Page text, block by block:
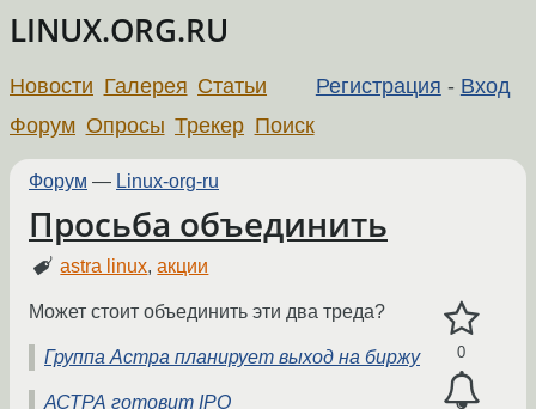
LINUX.ORG.RU
Регистрация - Вход
Новости Галерея Статьи
Форум Опросы Трекер Поиск
Форум — Linux-org-ru
Просьба объединить
astra linux,акции
0
Может стоит объединить эти два треда?
Группа Астра планирует выход на биржу
АСТРА готовит IPO